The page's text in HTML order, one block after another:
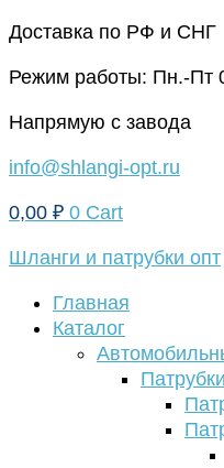
Перейти
содержимому
Доставка по РФ и СНГ
Режим работы: Пн.-Пт
Напрямую с завода
info@shlangi-opt.ru
0,00 ₽ 0 Cart
Шланги и патрубки опт
Главная
Каталог